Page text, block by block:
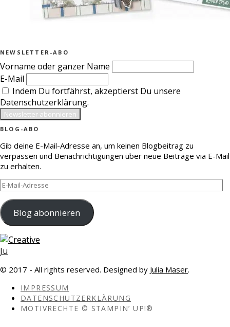
NEWSLETTER-ABO
Vorname oder ganzer Name
E-Mail
Indem Du fortfährst, akzeptierst Du unsere
Datenschutzerklärung.
BLOG-ABO
Gib deine E-Mail-Adresse an, um keinen Blogbeitrag zu
verpassen und Benachrichtigungen über neue Beiträge via E-Mail
zu erhalten.
E-
Mail-
Adresse
Blog abonnieren
© 2017 - All rights reserved. Designed by Julia Maser.
IMPRESSUM
DATENSCHUTZERKLÄRUNG
MOTIVRECHTE © STAMPIN’ UP!®